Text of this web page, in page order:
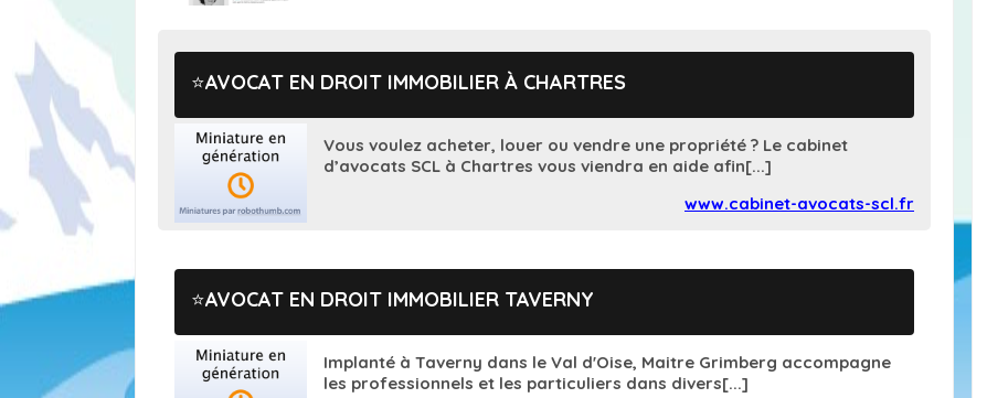
AVOCAT EN DROIT IMMOBILIER À CHARTRES
Vous voulez acheter, louer ou vendre une propriété ? Le cabinet
d’avocats SCL à Chartres vous viendra en aide afin[...]
www.cabinet-avocats-scl.fr
AVOCAT EN DROIT IMMOBILIER TAVERNY
Implanté à Taverny dans le Val d'Oise, Maitre Grimberg accompagne
les professionnels et les particuliers dans divers[...]